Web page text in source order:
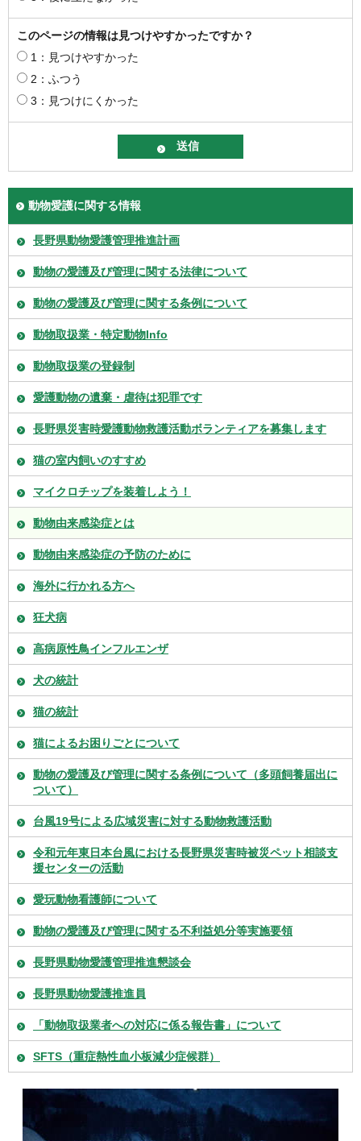
このページの情報は見つけやすかったですか？
1：見つけやすかった
2：ふつう
3：見つけにくかった
動物愛護に関する情報
長野県動物愛護管理推進計画
動物の愛護及び管理に関する法律について
動物の愛護及び管理に関する条例について
動物取扱業・特定動物Info
動物取扱業の登録制
愛護動物の遺棄・虐待は犯罪です
長野県災害時愛護動物救護活動ボランティアを募集します
猫の室内飼いのすすめ
マイクロチップを装着しよう！
動物由来感染症とは
動物由来感染症の予防のために
海外に行かれる方へ
狂犬病
高病原性鳥インフルエンザ
犬の統計
猫の統計
猫によるお困りごとについて
動物の愛護及び管理に関する条例について（多頭飼養届出に
ついて）
台風19号による広域災害に対する動物救護活動
令和元年東日本台風における長野県災害時被災ペット相談支
援センターの活動
愛玩動物看護師について
動物の愛護及び管理に関する不利益処分等実施要領
長野県動物愛護管理推進懇談会
長野県動物愛護推進員
「動物取扱業者への対応に係る報告書」について
SFTS（重症熱性血小板減少症候群）